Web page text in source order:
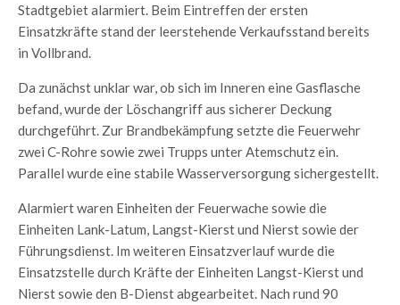
Stadtgebiet alarmiert. Beim Eintreffen der ersten
Einsatzkräfte stand der leerstehende Verkaufsstand bereits
in Vollbrand.
Da zunächst unklar war, ob sich im Inneren eine Gasflasche
befand, wurde der Löschangriff aus sicherer Deckung
durchgeführt. Zur Brandbekämpfung setzte die Feuerwehr
zwei C-Rohre sowie zwei Trupps unter Atemschutz ein.
Parallel wurde eine stabile Wasserversorgung sichergestellt.
Alarmiert waren Einheiten der Feuerwache sowie die
Einheiten Lank-Latum, Langst-Kierst und Nierst sowie der
Führungsdienst. Im weiteren Einsatzverlauf wurde die
Einsatzstelle durch Kräfte der Einheiten Langst-Kierst und
Nierst sowie den B-Dienst abgearbeitet. Nach rund 90